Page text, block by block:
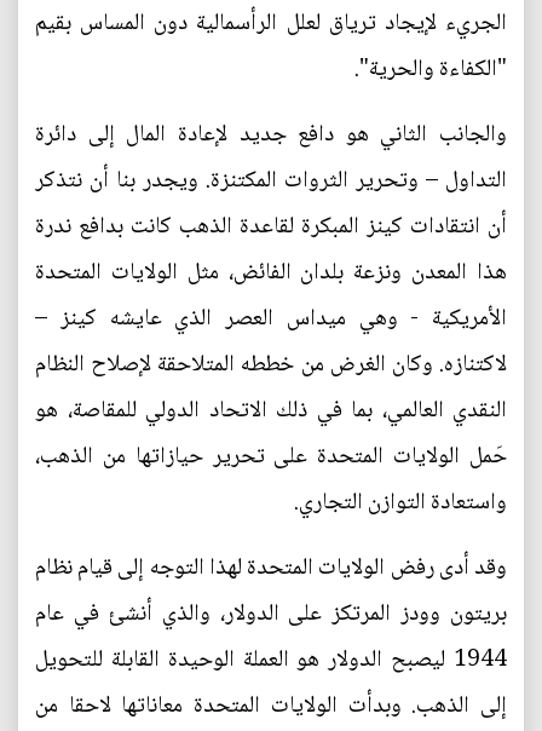
الجريء لإيجاد ترياق لعلل الرأسمالية دون المساس بقيم
"الكفاءة والحرية".
والجانب الثاني هو دافع جديد لإعادة المال إلى دائرة
التداول – وتحرير الثروات المكتنزة. ويجدر بنا أن نتذكر
أن انتقادات كينز المبكرة لقاعدة الذهب كانت بدافع ندرة
هذا المعدن ونزعة بلدان الفائض، مثل الولايات المتحدة
الأمريكية - وهي ميداس العصر الذي عايشه كينز –
لاكتنازه. وكان الغرض من خططه المتلاحقة لإصلاح النظام
النقدي العالمي، بما في ذلك الاتحاد الدولي للمقاصة، هو
حَمل الولايات المتحدة على تحرير حيازاتها من الذهب،
واستعادة التوازن التجاري.
وقد أدى رفض الولايات المتحدة لهذا التوجه إلى قيام نظام
بريتون وودز المرتكز على الدولار، والذي أنشئ في عام
1944 ليصبح الدولار هو العملة الوحيدة القابلة للتحويل
إلى الذهب. وبدأت الولايات المتحدة معاناتها لاحقا من